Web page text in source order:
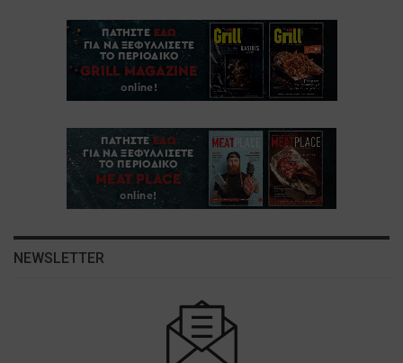
NEWSLETTER